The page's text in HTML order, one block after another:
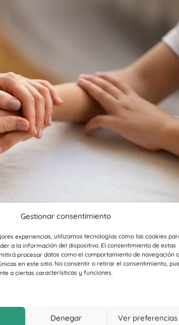
Gestionar consentimiento
experiencias, utilizamos tecnologías como las cookies
a la información del dispositivo. El consentimiento de estas
procesar datos como el comportamiento de navegación o
en este sitio. No consentir o retirar el consentimiento,
a ciertas características y funciones.
Denegar Ver preferencias
d’ansietat, insomni i altres trastorns del
generant efectes sedants i tranquil·litzants.